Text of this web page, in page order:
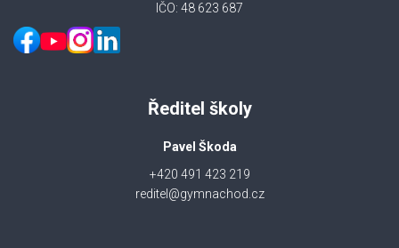
IČO: 48 623 687
Ředitel školy
Pavel Škoda
+420 491 423 219
reditel@gymnachod.cz